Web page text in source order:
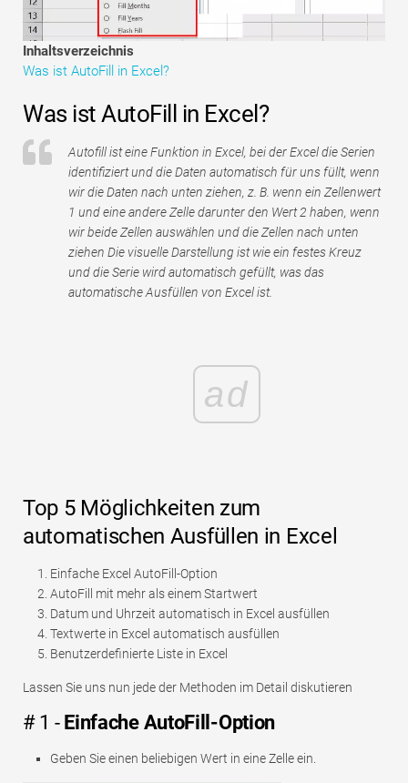
Tutorials zur Finanzmodellierung
Vollständige Form
Inhaltsverzeichnis
Was ist AutoFill in Excel?
Was ist AutoFill in Excel?
Autofill ist eine Funktion in Excel, bei der Excel die Serien
identifiziert und die Daten automatisch für uns füllt, wenn
wir die Daten nach unten ziehen, z. B. wenn ein Zellenwert
1 und eine andere Zelle darunter den Wert 2 haben, wenn
wir beide Zellen auswählen und die Zellen nach unten
ziehen Die visuelle Darstellung ist wie ein festes Kreuz
und die Serie wird automatisch gefüllt, was das
automatische Ausfüllen von Excel ist.
ad
Top 5 Möglichkeiten zum
automatischen Ausfüllen in Excel
Einfache Excel AutoFill-Option
AutoFill mit mehr als einem Startwert
Datum und Uhrzeit automatisch in Excel ausfüllen
Textwerte in Excel automatisch ausfüllen
Benutzerdefinierte Liste in Excel
Lassen Sie uns nun jede der Methoden im Detail diskutieren
# 1 - Einfache AutoFill-Option
Geben Sie einen beliebigen Wert in eine Zelle ein.